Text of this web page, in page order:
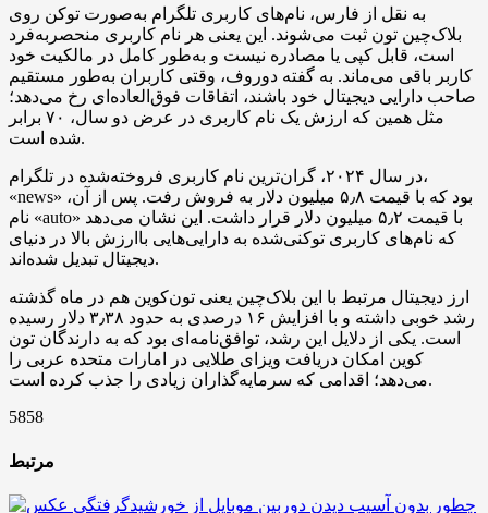
به نقل از فارس، نام‌های کاربری تلگرام به‌صورت توکن روی
بلاک‌چین تون ثبت می‌شوند. این یعنی هر نام کاربری منحصربه‌فرد
است، قابل کپی یا مصادره نیست و به‌طور کامل در مالکیت خود
کاربر باقی می‌ماند. به گفته دوروف، وقتی کاربران به‌طور مستقیم
صاحب دارایی دیجیتال خود باشند، اتفاقات فوق‌العاده‌ای رخ می‌دهد؛
مثل همین که ارزش یک نام کاربری در عرض دو سال، ۷۰ برابر
شده است.
در سال ۲۰۲۴، گران‌ترین نام کاربری فروخته‌شده در تلگرام،
«news» بود که با قیمت ۵٫۸ میلیون دلار به فروش رفت. پس از آن،
نام «auto» با قیمت ۵٫۲ میلیون دلار قرار داشت. این نشان می‌دهد
که نام‌های کاربری توکنی‌شده به دارایی‌هایی باارزش بالا در دنیای
دیجیتال تبدیل شده‌اند.
ارز دیجیتال مرتبط با این بلاک‌چین یعنی تون‌کوین هم در ماه گذشته
رشد خوبی داشته و با افزایش ۱۶ درصدی به حدود ۳٫۳۸ دلار رسیده
است. یکی از دلایل این رشد، توافق‌نامه‌ای بود که به دارندگان تون
کوین امکان دریافت ویزای طلایی در امارات متحده عربی را
می‌دهد؛ اقدامی که سرمایه‌گذاران زیادی را جذب کرده است.
5858
مرتبط